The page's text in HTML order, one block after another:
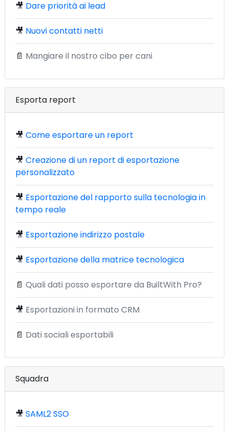
🎥 Dare priorità ai lead
🎥 Nuovi contatti netti
📄 Mangiare il nostro cibo per cani
Esporta report
🎥 Come esportare un report
🎥 Creazione di un report di esportazione
personalizzato
🎥 Esportazione del rapporto sulla tecnologia in
tempo reale
🎥 Esportazione indirizzo postale
🎥 Esportazione della matrice tecnologica
📄 Quali dati posso esportare da BuiltWith Pro?
🎥 Esportazioni in formato CRM
📄 Dati sociali esportabili
Squadra
🎥 SAML2 SSO